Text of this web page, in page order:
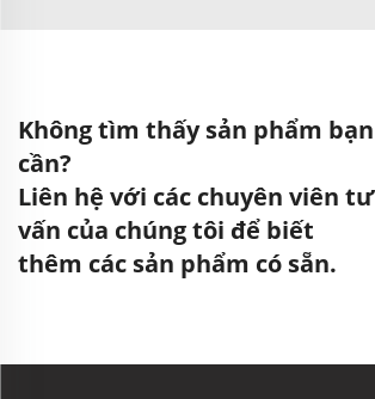
Không tìm thấy sản phẩm bạn
cần?
Liên hệ với các chuyên viên tư
vấn của chúng tôi để biết
thêm các sản phẩm có sẵn.